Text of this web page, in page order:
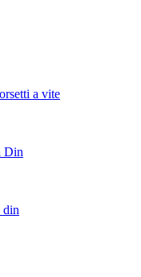
a vite
Din
din